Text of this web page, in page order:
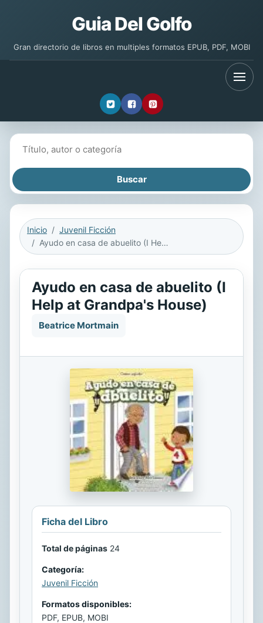
Guia Del Golfo
Gran directorio de libros en multiples formatos EPUB, PDF, MOBI
Inicio
Juvenil Ficción
Ayudo en casa de abuelito (I Help at Grandpa's House)
Ayudo en casa de abuelito (I
Help at Grandpa's House)
Beatrice Mortmain
Ficha del Libro
Total de páginas 24
Categoría:
Juvenil Ficción
Formatos disponibles:
PDF, EPUB, MOBI